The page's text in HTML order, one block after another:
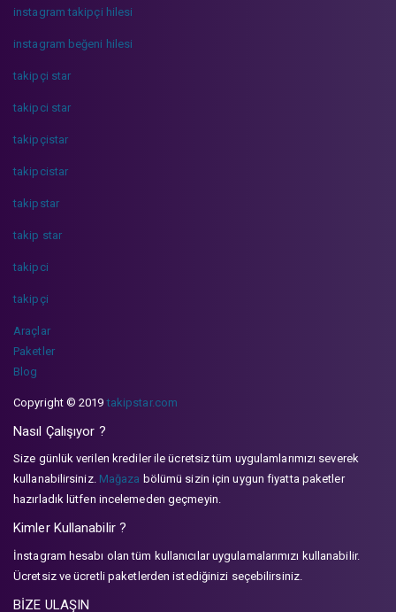
instagram takipçi hilesi
instagram beğeni hilesi
takipçi star
takipci star
takipçistar
takipcistar
takipstar
takip star
takipci
takipçi
Araçlar
Paketler
Blog
Copyright © 2019takipstar.com
Nasıl Çalışıyor ?
Size günlük verilen krediler ile ücretsiz tüm uygulamlarımızı severek
kullanabilirsiniz. Mağaza bölümü sizin için uygun fiyatta paketler
hazırladık lütfen incelemeden geçmeyin.
Kimler Kullanabilir ?
İnstagram hesabı olan tüm kullanıcılar uygulamalarımızı kullanabilir.
Ücretsiz ve ücretli paketlerden istediğinizi seçebilirsiniz.
BİZE ULAŞIN